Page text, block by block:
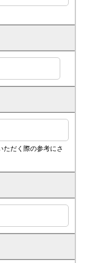
ただく際の参考にさ